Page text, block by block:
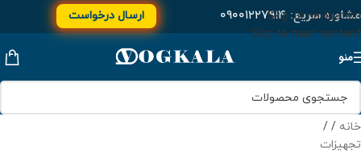
Skip to navigation
Skip to main content
مشاوره سریع:۰۹۰۰۱۲۲۷۹۱۴ ارسال درخواست
منو
خانه /
تجهیزات